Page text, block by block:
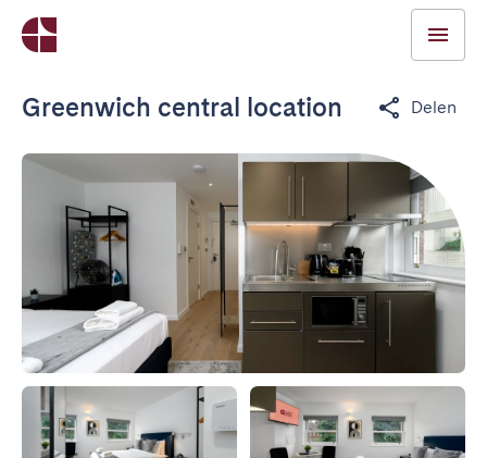
Greenwich central location Delen